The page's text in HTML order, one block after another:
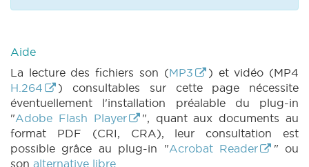
Aide
La lecture des fichiers son (MP3
) et vidéo (MP4
H.264
) consultables sur cette page nécessite
éventuellement l'installation préalable du plug-in
"Adobe Flash Player
", quant aux documents au
format PDF (CRI, CRA), leur consultation est
possible grâce au plug-in "Acrobat Reader
" ou
son alternative libre